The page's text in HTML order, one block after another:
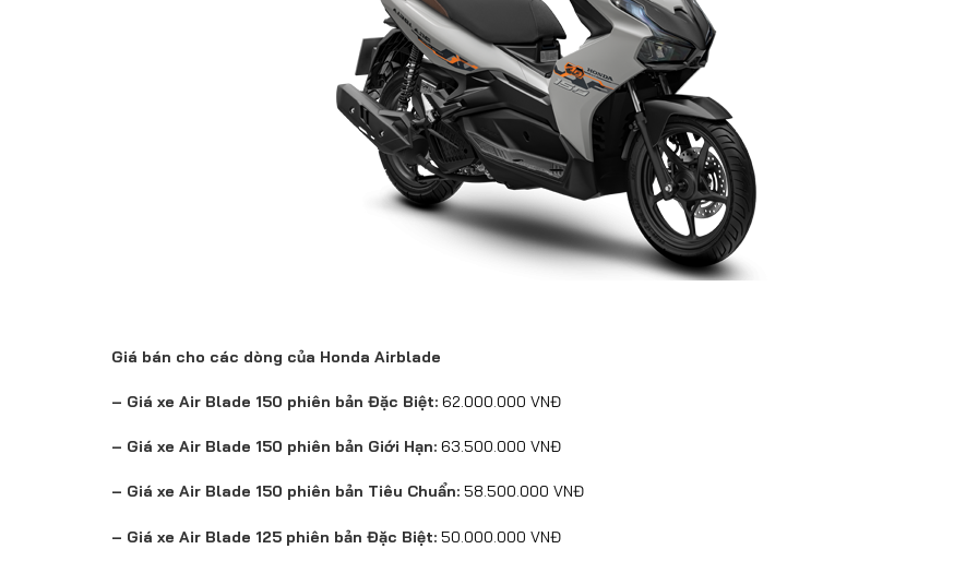
Giá bán cho các dòng của Honda Airblade
– Giá xe Air Blade 150 phiên bản Đặc Biệt: 62.000.000 VNĐ
– Giá xe Air Blade 150 phiên bản Giới Hạn: 63.500.000 VNĐ
– Giá xe Air Blade 150 phiên bản Tiêu Chuẩn: 58.500.000 VNĐ
– Giá xe Air Blade 125 phiên bản Đặc Biệt: 50.000.000 VNĐ